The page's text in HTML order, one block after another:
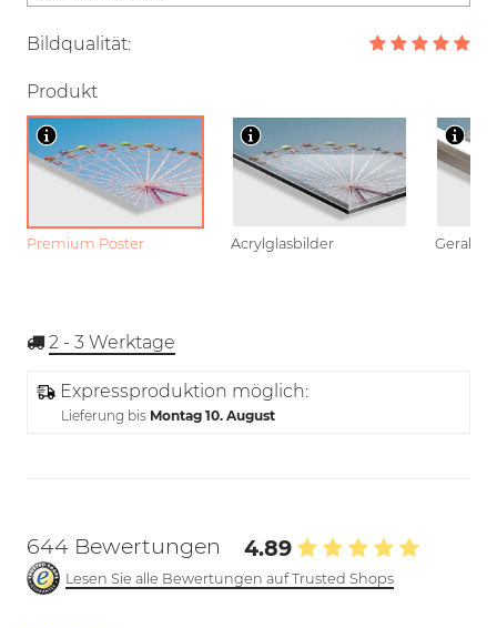
Bildqualität:
Produkt
Premium Poster Acrylglasbilder
2 - 3 Werktage
Expressproduktion möglich:
Lieferung bis Montag 10. August
644 Bewertungen 4.89
Lesen Sie alle Bewertungen auf Trusted Shops